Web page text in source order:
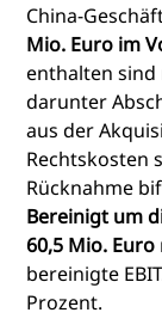
China-
Mio. Euro im
enthalten sind
darunter
aus der
Rechtskosten
Rücknahme
Bereinigt um
60,5 Mio. Euro
bereinigte
Prozent.